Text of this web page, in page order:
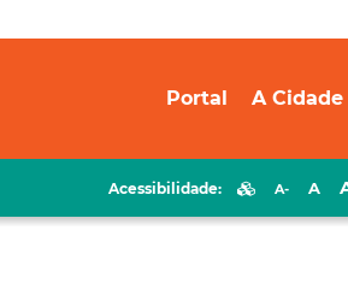
Portal A Cidade
Acessibilidade: A- A